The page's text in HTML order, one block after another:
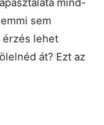
sem
érzés lehet
át? Ezt az